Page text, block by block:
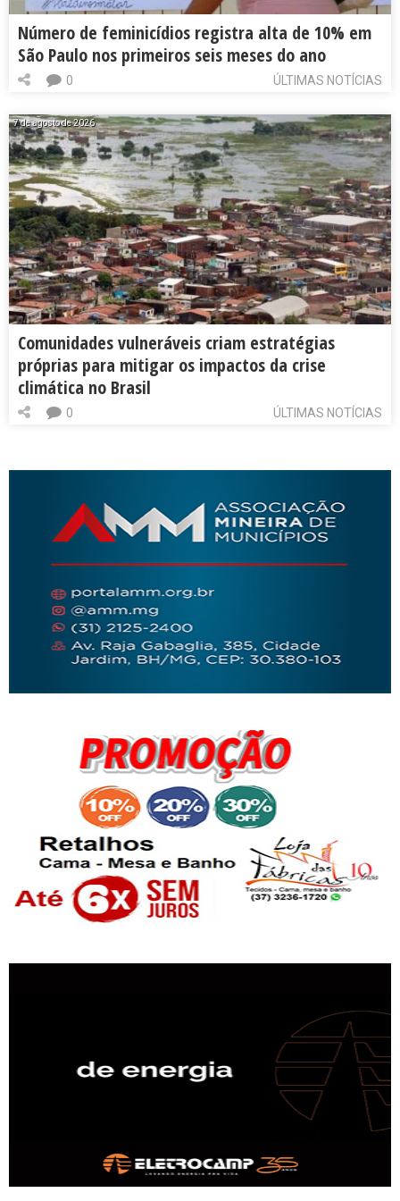
Número de feminicídios registra alta de 10% em
São Paulo nos primeiros seis meses do ano
ÚLTIMAS NOTÍCIAS
0
7 de agosto de 2026
Comunidades vulneráveis criam estratégias
próprias para mitigar os impactos da crise
climática no Brasil
ÚLTIMAS NOTÍCIAS
0